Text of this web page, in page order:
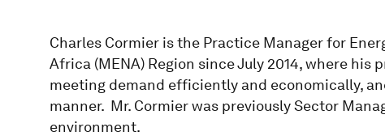
Charles Cormier is the Practice Manager for
Africa (MENA) Region since July 2014, where
meeting demand efficiently and economically,
manner. Mr. Cormier was previously Sector
environment.